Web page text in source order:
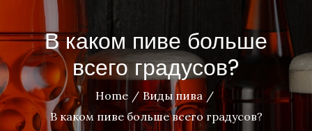
В каком пиве больше
всего градусов?
Home
Виды пива
В каком пиве больше всего градусов?